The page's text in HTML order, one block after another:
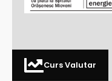
Curs Valutar